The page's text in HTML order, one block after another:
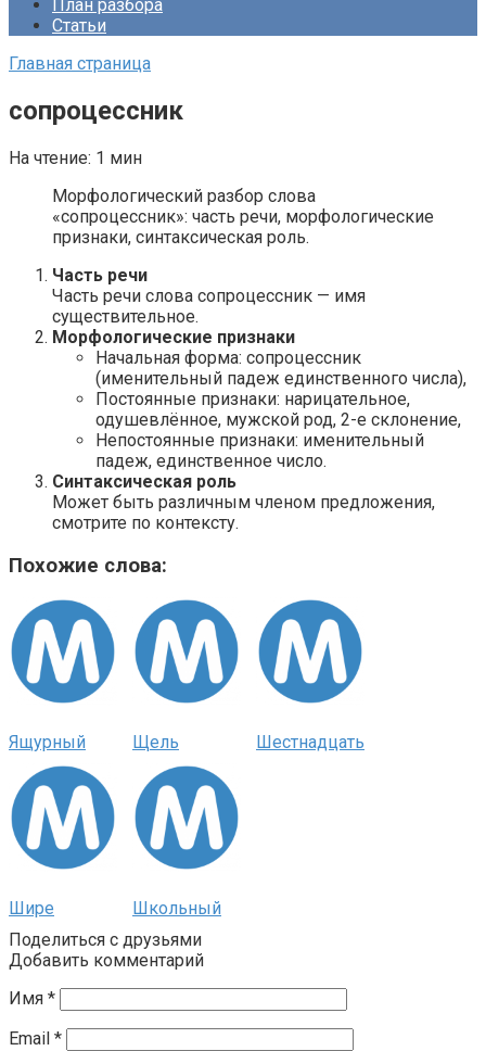
План разбора
Статьи
Главная страница
сопроцессник
На чтение: 1 мин
Морфологический разбор слова
«сопроцессник»: часть речи, морфологические
признаки, синтаксическая роль.
Часть речи
Часть речи слова сопроцессник — имя
существительное.
Морфологические признаки
Начальная форма: сопроцессник
(именительный падеж единственного числа),
Постоянные признаки: нарицательное,
одушевлённое, мужской род, 2-е склонение,
Непостоянные признаки: именительный
падеж, единственное число.
Синтаксическая роль
Может быть различным членом предложения,
смотрите по контексту.
Похожие слова:
Ящурный Щель Шестнадцать
Шире
Школьный
Поделиться с друзьями
Добавить комментарий
Имя *
Email *